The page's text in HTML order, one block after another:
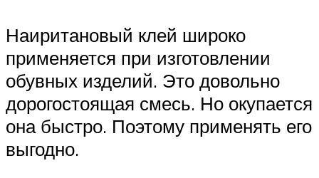
Наиритановый клей широко
применяется при изготовлении
обувных изделий. Это довольно
дорогостоящая смесь. Но окупается
она быстро. Поэтому применять его
выгодно.